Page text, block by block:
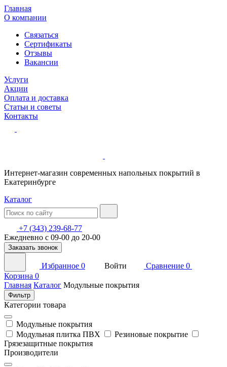
Главная
О компании
Связаться
Сертификаты
Отзывы
Вакансии
Услуги
Акции
Оплата и доставка
Статьи и советы
Контакты
Интернет-магазин современных напольных покрытий в
Екатеринбурге
Каталог
+7 (343) 239-68-77
Ежедневно с 09-00 до 20-00
Заказать звонок
Избранное 0 Войти Сравнение 0
Корзина 0
Главная Каталог Модульные покрытия
Фильтр
Категории товара
Модульные покрытия
Модульная плитка ПВХ
Резиновые покрытие
Грязезащитные покрытия
Производители